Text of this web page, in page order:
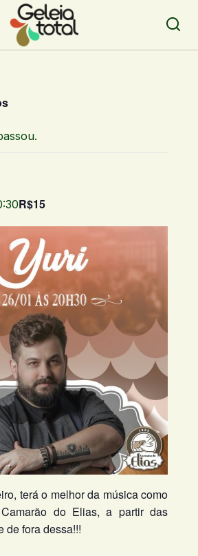
R$15
terá o melhor da música como
do Elias, a partir das
de fora dessa!!!